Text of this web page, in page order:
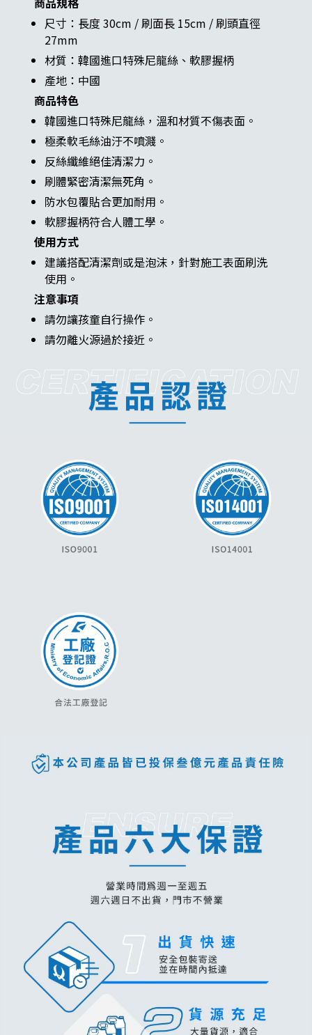
尺寸：長度 30cm / 刷面長 15cm / 刷頭直徑
27mm
材質：韓國進口特殊尼龍絲、軟膠握柄
產地：中國
商品特色
韓國進口特殊尼龍絲，溫和材質不傷表面。
極柔軟毛絲油汙不噴濺。
反絲纖維絕佳清潔力。
刷體緊密清潔無死角。
防水包覆貼合更加耐用。
軟膠握柄符合人體工學。
使用方式
建議搭配清潔劑或是泡沫，針對施工表面刷洗
使用。
注意事項
請勿讓孩童自行操作。
請勿離火源過於接近。